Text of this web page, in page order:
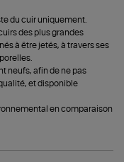
du cuir uniquement.
des plus grandes
à être jetés, à travers ses
neufs, afin de ne pas
et disponible
en comparaison